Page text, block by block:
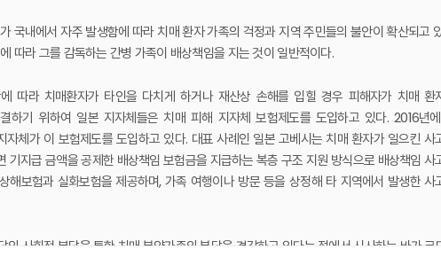
국내에서 자주 발생함에 따라 치매 환자 가족의 걱정과 지역 주민들의 불안이 확산되고
따라 그를 감독하는 간병 가족이 배상책임을 지는 것이 일반적이다.
따라 치매환자가 타인을 다치게 하거나 재산상 손해를 입힐 경우 피해자가 치매 환
하기 위하여 일본 지자체들은 치매 피해 지자체 보험제도를 도입하고 있다. 2016년
체가 이 보험제도를 도입하고 있다. 대표 사례인 일본 고베시는 치매 환자가 일으킨 사
지급 금액을 공제한 배상책임 보험금을 지급하는 복층 구조 지원 방식으로 배상책임 사
보험과 실화보험을 제공하며, 가족 여행이나 방문 등을 상정해 타 지역에서 발생한 사
사회적 분담을 통한 치매 부양가족의 부담을 경감하고 있다는 점에서 시사하는 바가 크